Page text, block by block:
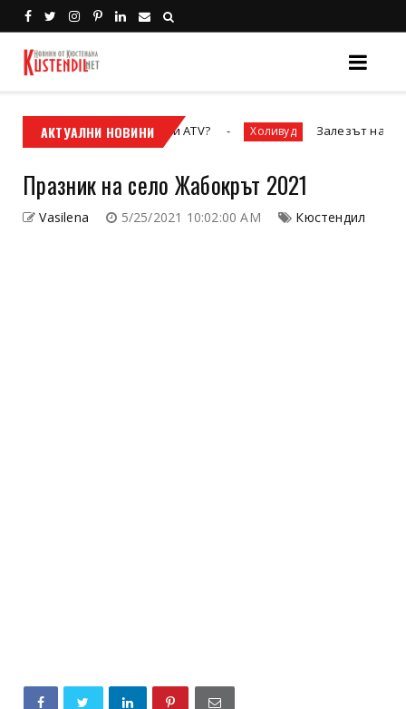
АКТУАЛНИ НОВИНИ
мотор или ATV? Холивуд Залезът на
Празник на село Жабокрът 2021
Vasilena 5/25/2021 10:02:00 AM Кюстендил